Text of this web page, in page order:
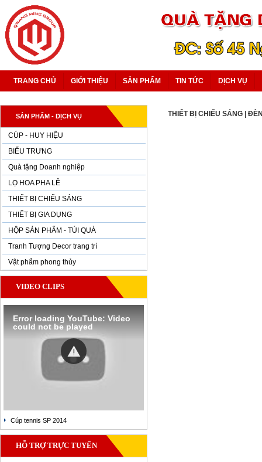
TRANG CHỦ GIỚI THIỆU SẢN PHẨM TIN TỨC DỊCH VỤ
SẢN PHẨM - DỊCH VỤ
CÚP - HUY HIỆU
BIỂU TRƯNG
Quà tặng Doanh nghiệp
LỌ HOA PHA LÊ
THIẾT BỊ CHIẾU SÁNG
THIẾT BỊ GIA DỤNG
HỘP SẢN PHẨM - TÚI QUÀ
Tranh Tượng Decor trang trí
Vật phẩm phong thủy
VIDEO CLIPS
Error loading YouTube: Video
could not be played
Cúp tennis SP 2014
HỖ TRỢ TRỰC TUYẾN
THIẾT BỊ CHIẾU SÁNG